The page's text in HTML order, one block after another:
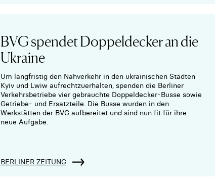
BVG spendet Doppeldecker an die
Ukraine
Um langfristig den Nahverkehr in den ukrainischen Städten
Kyiv und Lwiw aufrechtzuerhalten, spenden die Berliner
Verkehrsbetriebe vier gebrauchte Doppeldecker-Busse sowie
Getriebe- und Ersatzteile. Die Busse wurden in den
Werkstätten der BVG aufbereitet und sind nun fit für ihre
neue Aufgabe.
BERLINER ZEITUNG